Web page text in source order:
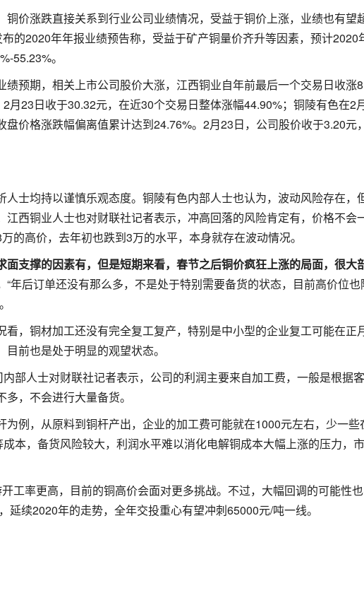
价涨跌直接关系到行业公司业绩情况，受益于铜价上涨，业绩也有望
的2020年年报业绩预告称，受益于矿产铜量价齐升等因素，预计2020
55.23%。
预期，相关上市公司股价大涨，江西铜业自年前最后一个交易日收涨
月23日收于30.32元，在近30个交易日整体涨幅44.90%；铜陵有色在2
价格涨跌幅偏离值累计达到24.76%。2月23日，公司股价收于3.20元
士均持以谨慎乐观态度。铜陵有色内部人士也认为，波动风险存在，
西铜业人士也对财联社记者表示，冲高回落的风险肯定有，价格不会
的高价，去年初也跌到3万的水平，本身就存在波动情况。
支撑的因素有，但是短期来看，春节之后铜价疯狂上涨的局面，很大
“年后订单还没有那么多，不是处于特别需要备货的状态，目前高价位
，铜材加工还没有完全复工复产，特别是中小型的企业复工可能在正
前也是处于明显的观望状态。
部人士对财联社记者表示，公司的利润主要来自加工费，一般是根据
，不会进行大量备货。
例，从原料到铜杆产出，企业的加工费可能就在1000元左右，少一些
本，备货风险较大，利润水平难以消化电解铜成本大幅上涨的压力，
工率更高，目前的铜高价会面对更多挑战。不过，大幅回调的可能性
续2020年的走势，全年交投重心有望冲刺65000元/吨一线。